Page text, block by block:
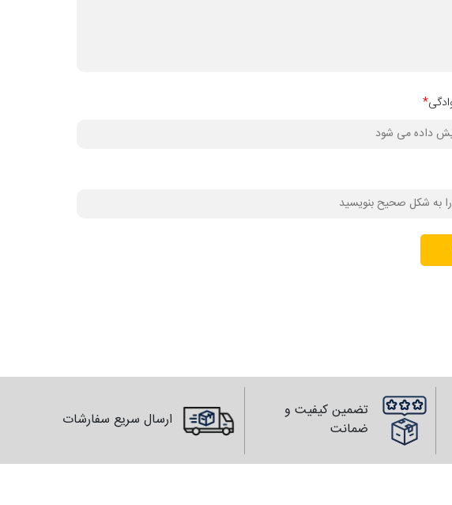
*
تضمین کیفیت و
ضمانت
ارسال سریع سفارشات